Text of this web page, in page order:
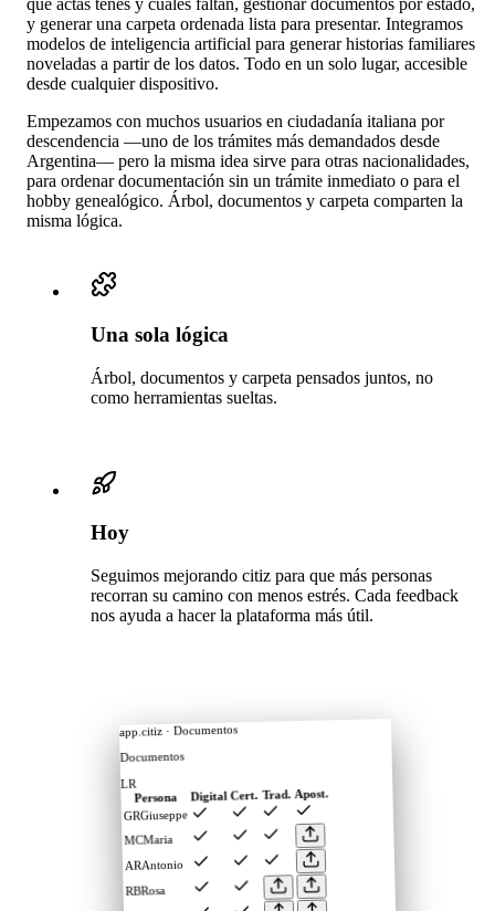
qué actas tenés y cuáles faltan, gestionar documentos por estado,
y generar una carpeta ordenada lista para presentar. Integramos
modelos de inteligencia artificial para generar historias familiares
noveladas a partir de los datos. Todo en un solo lugar, accesible
desde cualquier dispositivo.
Empezamos con muchos usuarios en ciudadanía italiana por
descendencia —uno de los trámites más demandados desde
Argentina— pero la misma idea sirve para otras nacionalidades,
para ordenar documentación sin un trámite inmediato o para el
hobby genealógico. Árbol, documentos y carpeta comparten la
misma lógica.
Una sola lógica
Árbol, documentos y carpeta pensados juntos, no
como herramientas sueltas.
Hoy
Seguimos mejorando citiz para que más personas
recorran su camino con menos estrés. Cada feedback
nos ayuda a hacer la plataforma más útil.